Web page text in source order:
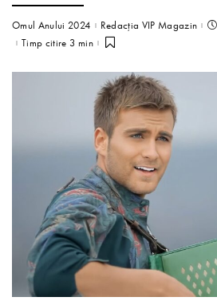
Omul Anului 2024 Redacția VIP Magazin
Timp citire 3 min